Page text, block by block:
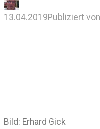
13.04.2019Publiziert von
Bild: Erhard Gick